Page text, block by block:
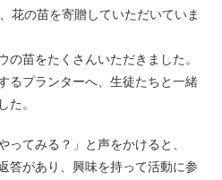
花の苗を寄贈していただいていま
の苗をたくさんいただきました。
るプランターへ、生徒たちと一緒
た。
ってみる？」と声をかけると、
答があり、興味を持って活動に参